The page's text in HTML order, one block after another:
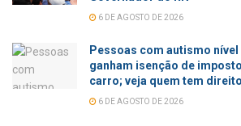
6 DE AGOSTO DE 2026
Pessoas com autismo nível
ganham isenção de
carro; veja quem tem direito
6 DE AGOSTO DE 2026